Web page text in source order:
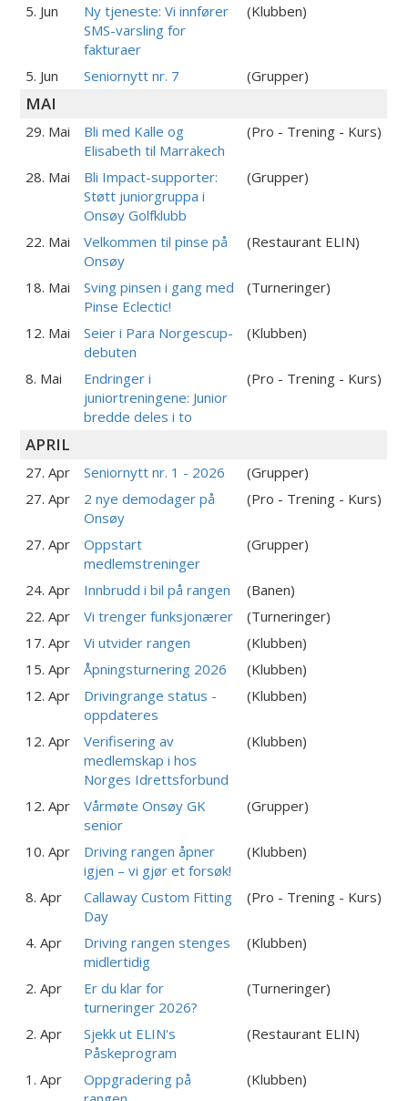
5. Jun
Ny tjeneste: Vi innfører
SMS-varsling for
fakturaer
(Klubben)
5. Jun Seniornytt nr. 7 (Grupper)
MAI
29. Mai
Bli med Kalle og
Elisabeth til Marrakech
(Pro - Trening - Kurs)
28. Mai
Bli Impact-supporter:
Støtt juniorgruppa i
Onsøy Golfklubb
(Grupper)
22. Mai
Velkommen til pinse på
Onsøy
(Restaurant ELIN)
18. Mai
Sving pinsen i gang med
Pinse Eclectic!
(Turneringer)
12. Mai
Seier i Para Norgescup-
debuten
(Klubben)
8. Mai
Endringer i
juniortreningene: Junior
bredde deles i to
(Pro - Trening - Kurs)
APRIL
27. Apr Seniornytt nr. 1 - 2026
(Grupper)
27. Apr
2 nye demodager på
Onsøy
(Pro - Trening - Kurs)
27. Apr
Oppstart
medlemstreninger
(Grupper)
24. Apr Innbrudd i bil på rangen
(Banen)
22. Apr
Vi trenger funksjonærer
(Turneringer)
17. Apr
Vi utvider rangen
(Klubben)
15. Apr
Åpningsturnering 2026
(Klubben)
12. Apr
Drivingrange status -
oppdateres
(Klubben)
12. Apr
Verifisering av
medlemskap i hos
Norges Idrettsforbund
(Klubben)
12. Apr
Vårmøte Onsøy GK
senior
(Grupper)
10. Apr
Driving rangen åpner
igjen – vi gjør et forsøk!
(Klubben)
8. Apr
Callaway Custom Fitting
Day
(Pro - Trening - Kurs)
4. Apr
Driving rangen stenges
midlertidig
(Klubben)
2. Apr
Er du klar for
turneringer 2026?
(Turneringer)
2. Apr
Sjekk ut ELIN's
Påskeprogram
(Restaurant ELIN)
1. Apr
Oppgradering på
(Klubben)